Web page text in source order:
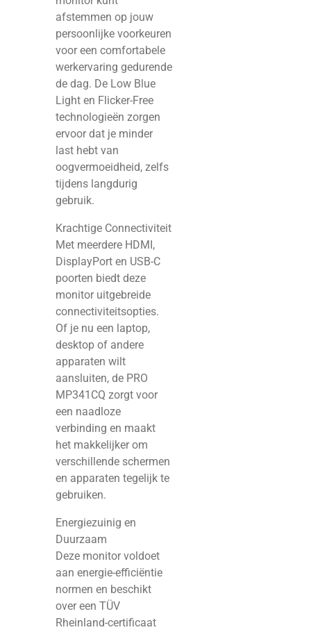
afstemmen op jouw
persoonlijke voorkeuren
voor een comfortabele
werkervaring gedurende
de dag. De Low Blue
Light en Flicker-Free
technologieën zorgen
ervoor dat je minder
last hebt van
oogvermoeidheid, zelfs
tijdens langdurig
gebruik.
Krachtige Connectiviteit
Met meerdere HDMI,
DisplayPort en USB-C
poorten biedt deze
monitor uitgebreide
connectiviteitsopties.
Of je nu een laptop,
desktop of andere
apparaten wilt
aansluiten, de PRO
MP341CQ zorgt voor
een naadloze
verbinding en maakt
het makkelijker om
verschillende schermen
en apparaten tegelijk te
gebruiken.
Energiezuinig en
Duurzaam
Deze monitor voldoet
aan energie-efficiëntie
normen en beschikt
over een TÜV
Rheinland-certificaat